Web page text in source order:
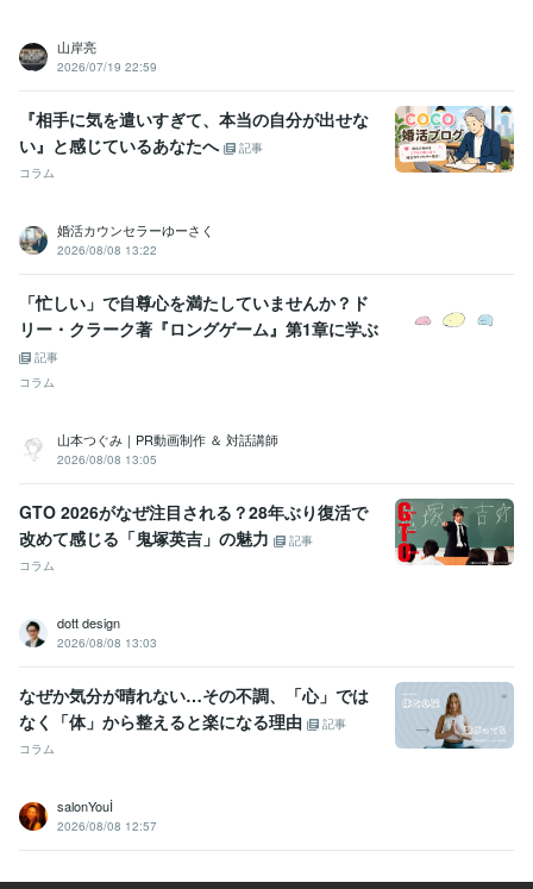
山岸亮
2026/07/19 22:59
『相手に気を遣いすぎて、本当の自分が出せな
い』と感じているあなたへ
記事
コラム
婚活カウンセラーゆーさく
2026/08/08 13:22
「忙しい」で自尊心を満たしていませんか？ド
リー・クラーク著『ロングゲーム』第1章に学ぶ
記事
コラム
山本つぐみ｜PR動画制作 ＆ 対話講師
2026/08/08 13:05
GTO 2026がなぜ注目される？28年ぶり復活で
改めて感じる「鬼塚英吉」の魅力
記事
コラム
dott design
2026/08/08 13:03
なぜか気分が晴れない…その不調、「心」では
なく「体」から整えると楽になる理由
記事
コラム
salonYouİ
2026/08/08 12:57